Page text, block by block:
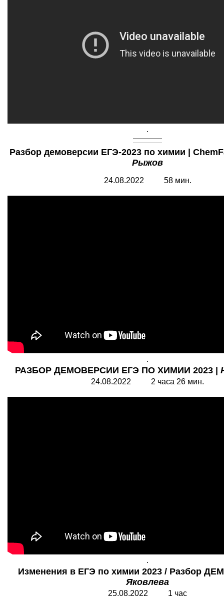
.
Разбор демоверсии ЕГЭ-2023 по химии |
Рыжов
24.08.2022 58 мин.
.
РАЗБОР ДЕМОВЕРСИИ ЕГЭ ПО ХИМИИ 2023 |
24.08.2022 2 часа 26 мин.
.
Изменения в ЕГЭ по химии 2023 / Разбор
Яковлева
25.08.2022 1 час